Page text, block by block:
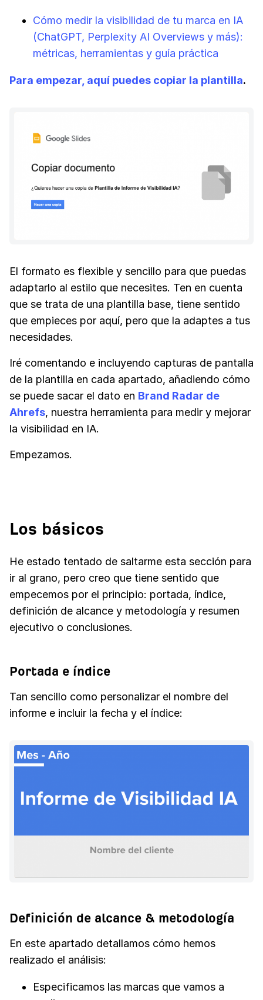
Cómo medir la visibilidad de tu marca en IA
(ChatGPT, Perplexity AI Overviews y más):
métricas, herramientas y guía práctica
Para empezar, aquí puedes copiar la plantilla.
El formato es flexible y sencillo para que puedas
adaptarlo al estilo que necesites. Ten en cuenta
que se trata de una plantilla base, tiene sentido
que empieces por aquí, pero que la adaptes a tus
necesidades.
Iré comentando e incluyendo capturas de pantalla
de la plantilla en cada apartado, añadiendo cómo
se puede sacar el dato en Brand Radar de
Ahrefs, nuestra herramienta para medir y mejorar
la visibilidad en IA.
Empezamos.
Los básicos
He estado tentado de saltarme esta sección para
ir al grano, pero creo que tiene sentido que
empecemos por el principio: portada, índice,
definición de alcance y metodología y resumen
ejecutivo o conclusiones.
Portada e índice
Tan sencillo como personalizar el nombre del
informe e incluir la fecha y el índice:
Definición de alcance & metodología
En este apartado detallamos cómo hemos
realizado el análisis:
Especificamos las marcas que vamos a